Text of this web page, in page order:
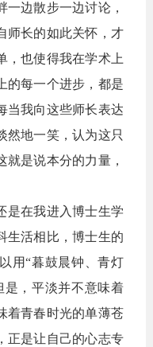
边散步一边讨论，
师长的如此关怀，才
，也使得我在学术上
的每一个进步，都是
当我向这些师长表达
然地一笑，认为这只
是说本分的力量，
是在我进入博士生学
生活相比，博士生的
用“暮鼓晨钟、青灯
是，平淡并不意味着
着青春时光的单薄苍
正是让自己的心志专